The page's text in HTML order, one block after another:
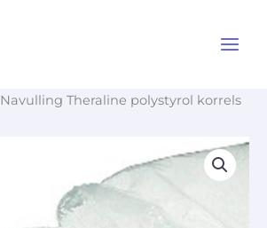
Navulling Theraline polystyrol korrels